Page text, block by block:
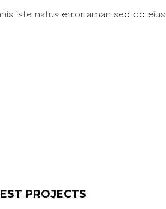
iste natus error aman sed do
PROJECTS